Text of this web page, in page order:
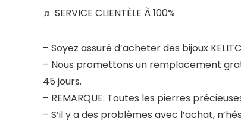
♬ SERVICE CLIENTÈLE ​​À 100%
– Soyez assuré d’acheter des bijoux
– Nous promettons un remplacement
45 jours.
– REMARQUE: Toutes les pierres
– S’il y a des problèmes avec l’achat,